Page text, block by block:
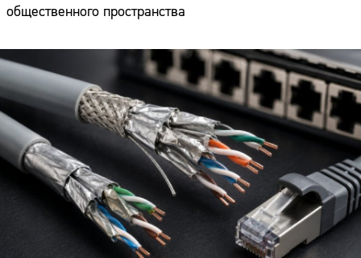
общественного пространства